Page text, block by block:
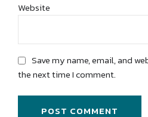
Website
Save my name, email, and
the next time I comment.
POST COMMENT